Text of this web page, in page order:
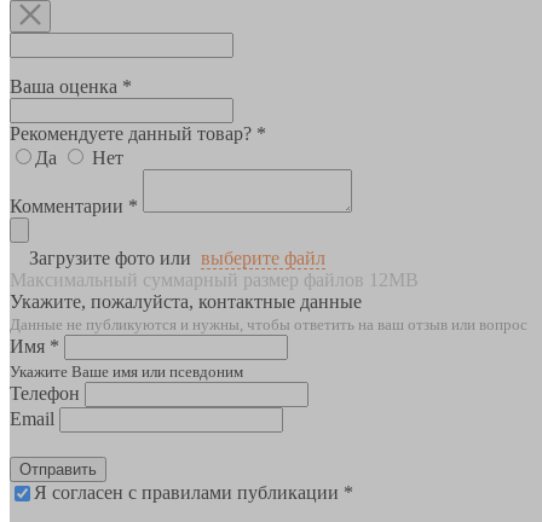
Ваша оценка *
Рекомендуете данный товар? *
Да
Нет
Комментарии *
Загрузите фото или выберите файл
Максимальный суммарный размер файлов 12MB
Укажите, пожалуйста, контактные данные
Данные не публикуются и нужны, чтобы ответить на ваш отзыв или вопрос
Имя *
Укажите Ваше имя или псевдоним
Телефон
Email
Отправить
Я согласен с правилами публикации *